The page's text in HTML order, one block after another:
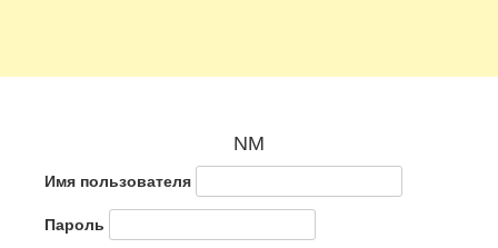
NM
Имя пользователя
Пароль